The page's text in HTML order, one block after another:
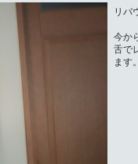
リバ
今か
舌で
ます